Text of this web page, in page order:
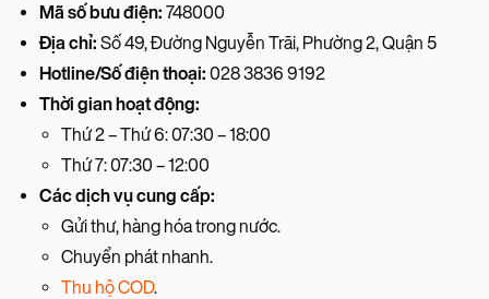
Mã số bưu điện: 748000
Địa chỉ: Số 49, Đường Nguyễn Trãi, Phường 2, Quận 5
Hotline/Số điện thoại: 028 3836 9192
Thời gian hoạt động:
Thứ 2 – Thứ 6: 07:30 – 18:00
Thứ 7: 07:30 – 12:00
Các dịch vụ cung cấp:
Gửi thư, hàng hóa trong nước.
Chuyển phát nhanh.
Thu hộ COD.